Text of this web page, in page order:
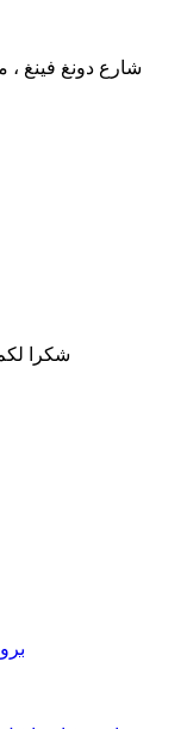
شكرا
3-